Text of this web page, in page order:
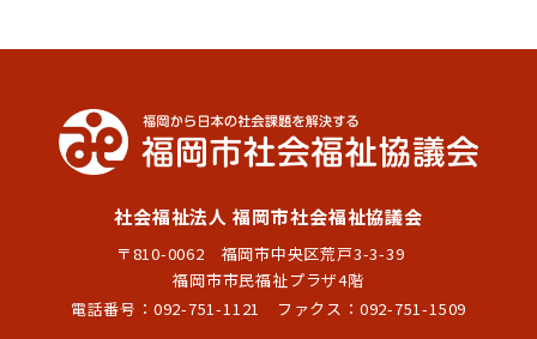
社会福祉法人 福岡市社会福祉協議会
〒810-0062 福岡市中央区荒戸3-3-39
福岡市市民福祉プラザ4階
電話番号： 092-751-1121 ファクス：092-751-1509